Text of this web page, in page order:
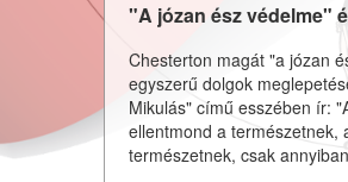
"A józan ész védelme"
Chesterton magát "a józan
egyszerű dolgok
Mikulás" című esszében ír:
ellentmond a természetnek,
természetnek, csak